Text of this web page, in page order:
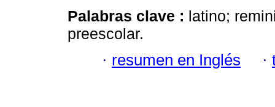
Palabras clave : latino;
preescolar.
· resumen en Inglés ·